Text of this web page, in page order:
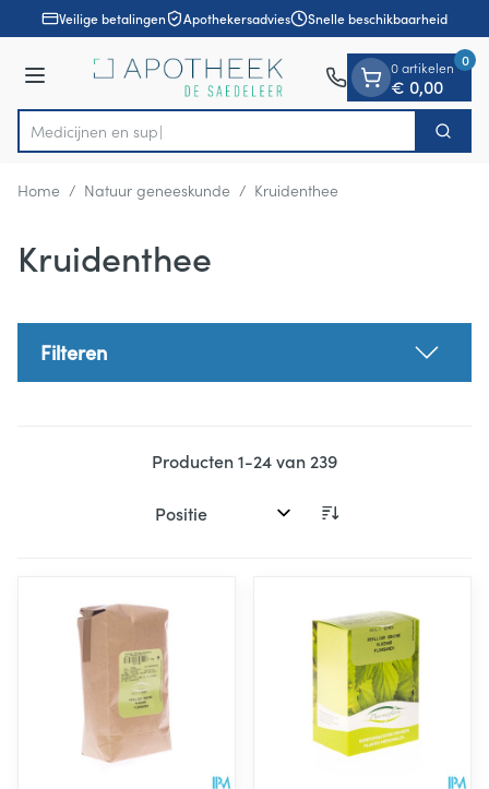
Ga naar de inhoud
1 van 1Veilige betalingen Apothekersadvies Snelle beschikbaarheid
Menu
Product, merk, categorie... Zoek
0 artikelen
€ 0,00
0
Home / Natuur geneeskunde / Kruidenthee
Kruidenthee
Filteren
Producten1-24van 239
Sorteer op: